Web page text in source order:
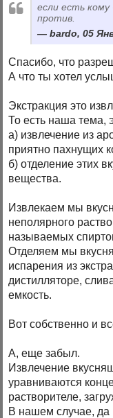
если есть
против.
bardo, 05
Спасибо, что
А что ты хотел
Экстракция это
То есть наша тема,
а) извлечение из
приятно пахнущих
б) отделение этих
вещества.
Извлекаем мы
неполярного
называемых
Отделяем мы
испарения из
дистилляторе,
емкость.
Вот собственно и
А, еще забыл.
Извлечение
уравниваются
растворителе,
В нашем случае, да